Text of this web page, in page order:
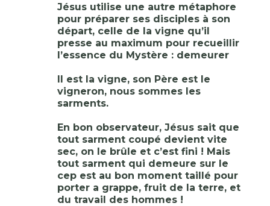
Jésus utilise une autre métaphore
pour préparer ses disciples à son
départ, celle de la vigne qu’il
presse au maximum pour recueillir
l’essence du Mystère : demeurer
Il est la vigne, son Père est le
vigneron, nous sommes les
sarments.
En bon observateur, Jésus sait que
tout sarment coupé devient vite
sec, on le brûle et c’est fini ! Mais
tout sarment qui demeure sur le
cep est au bon moment taillé pour
porter a grappe, fruit de la terre, et
du travail des hommes !